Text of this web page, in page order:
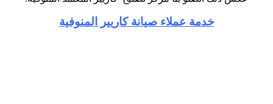
خدمة عملاء صيانة كاريير المنوفية